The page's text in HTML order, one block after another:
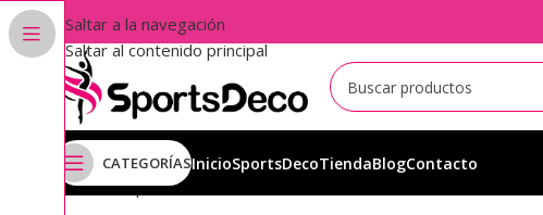
Saltar a la navegación
Saltar al contenido principal
CATEGORÍASInicioSportsDecoTiendaBlogContacto
Inicio Aparatos